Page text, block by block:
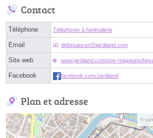
Contact
Téléphone Téléphoner à l'animalerie
Email dirbesanconⓐjardiland.com
Site web www.jardiland.com/nos-magasins/
Facebook facebook.com/Jardiland
Plan et adresse
©